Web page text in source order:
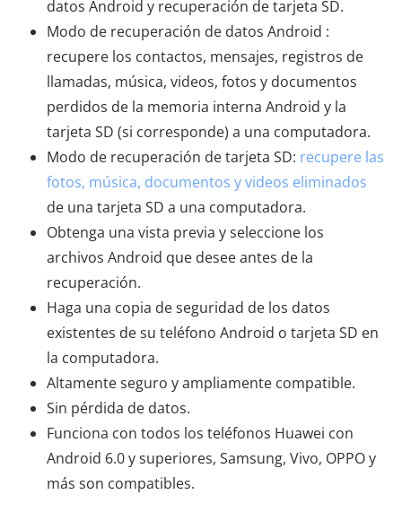
datos Android y recuperación de tarjeta SD.
Modo de recuperación de datos Android :
recupere los contactos, mensajes, registros de
llamadas, música, videos, fotos y documentos
perdidos de la memoria interna Android y la
tarjeta SD (si corresponde) a una computadora.
Modo de recuperación de tarjeta SD: recupere las
fotos, música, documentos y videos eliminados
de una tarjeta SD a una computadora.
Obtenga una vista previa y seleccione los
archivos Android que desee antes de la
recuperación.
Haga una copia de seguridad de los datos
existentes de su teléfono Android o tarjeta SD en
la computadora.
Altamente seguro y ampliamente compatible.
Sin pérdida de datos.
Funciona con todos los teléfonos Huawei con
Android 6.0 y superiores, Samsung, Vivo, OPPO y
más son compatibles.